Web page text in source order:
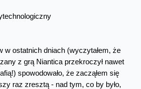
w ostatnich dniach (wyczytałem, że
z grą Niantica przekroczył nawet
spowodowało, że zacząłem się
raz zresztą - nad tym, co by było,